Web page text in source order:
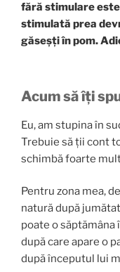
fără stimulare
stimulată prea
găseșți în pom.
Acum să îți
Eu, am stupina în
Trebuie să ții cont
schimbă foarte
Pentru zona mea,
natură după
poate o săptămâna
după care apare o
după începutul lui